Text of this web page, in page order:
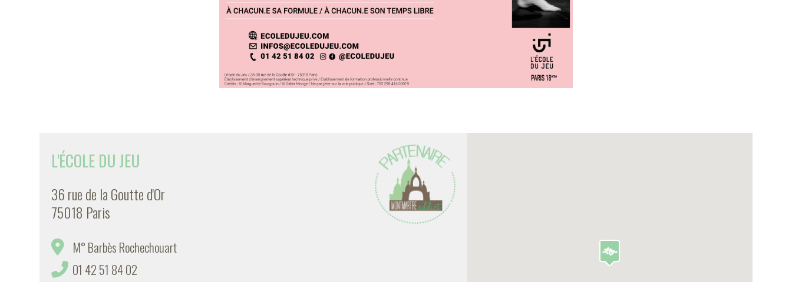
L'ÉCOLE DU JEU
36 rue de la Goutte d'Or
75018 Paris
M° Barbès Rochechouart
01 42 51 84 02